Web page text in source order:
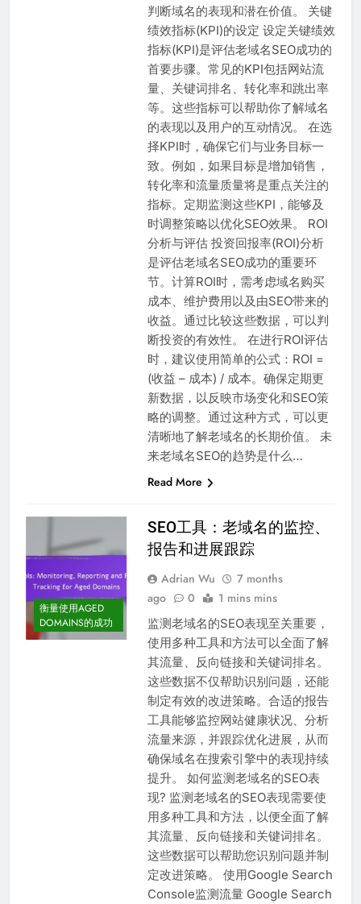
判断域名的表现和潜在价值。 关键
绩效指标(KPI)的设定 设定关键绩效
指标(KPI)是评估老域名SEO成功的
首要步骤。常见的KPI包括网站流
量、关键词排名、转化率和跳出率
等。这些指标可以帮助你了解域名
的表现以及用户的互动情况。 在选
择KPI时，确保它们与业务目标一
致。例如，如果目标是增加销售，
转化率和流量质量将是重点关注的
指标。定期监测这些KPI，能够及
时调整策略以优化SEO效果。 ROI
分析与评估 投资回报率(ROI)分析
是评估老域名SEO成功的重要环
节。计算ROI时，需考虑域名购买
成本、维护费用以及由SEO带来的
收益。通过比较这些数据，可以判
断投资的有效性。 在进行ROI评估
时，建议使用简单的公式：ROI =
(收益 – 成本) / 成本。确保定期更
新数据，以反映市场变化和SEO策
略的调整。通过这种方式，可以更
清晰地了解老域名的长期价值。 未
来老域名SEO的趋势是什么…
Read More
衡量使用AGED
DOMAINS的成功
SEO工具：老域名的监控、
报告和进展跟踪
Adrian Wu
7 months
ago
0 1 mins mins
监测老域名的SEO表现至关重要，
使用多种工具和方法可以全面了解
其流量、反向链接和关键词排名。
这些数据不仅帮助识别问题，还能
制定有效的改进策略。合适的报告
工具能够监控网站健康状况、分析
流量来源，并跟踪优化进展，从而
确保域名在搜索引擎中的表现持续
提升。 如何监测老域名的SEO表
现? 监测老域名的SEO表现需要使
用多种工具和方法，以便全面了解
其流量、反向链接和关键词排名。
这些数据可以帮助您识别问题并制
定改进策略。 使用Google Search
Console监测流量 Google Search